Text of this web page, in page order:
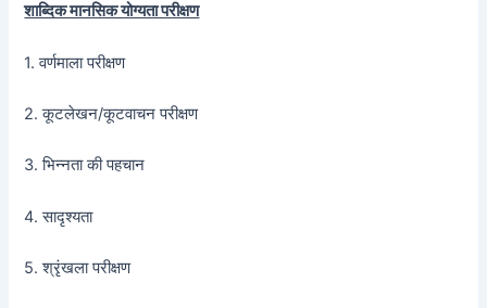
शाब्दिक मानसिक योग्यता परीक्षण
1. वर्णमाला परीक्षण
2. कूटलेखन/कूटवाचन परीक्षण
3. भिन्नता की पहचान
4. सादृश्यता
5. श्रृंखला परीक्षण